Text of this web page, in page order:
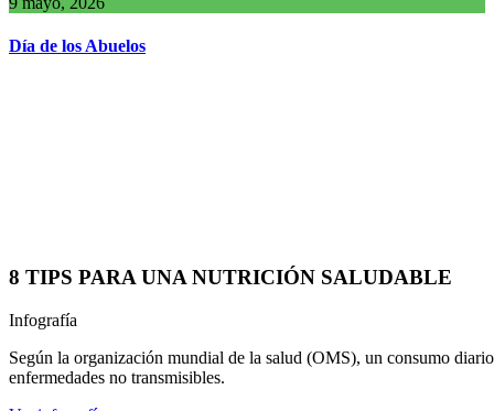
Día de los Abuelos
8 TIPS PARA UNA NUTRICIÓN SALUDABLE
Infografía
Según la organización mundial de la salud (OMS), un consumo
enfermedades no transmisibles.